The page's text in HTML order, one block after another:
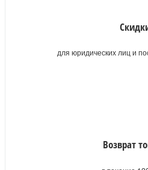
для юридических лиц и
Возврат